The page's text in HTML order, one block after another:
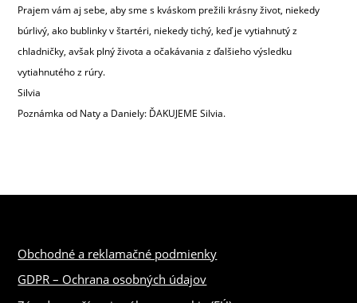
Prajem vám aj sebe, aby sme s kváskom prežili krásny život, niekedy
búrlivý, ako bublinky v štartéri, niekedy tichý, keď je vytiahnutý z
chladničky, avšak plný života a očakávania z ďalšieho výsledku
vytiahnutého z rúry.
Silvia
Poznámka od Naty a Daniely: ĎAKUJEME Silvia.
Obchodné a reklamačné podmienky
GDPR – Ochrana osobných údajov